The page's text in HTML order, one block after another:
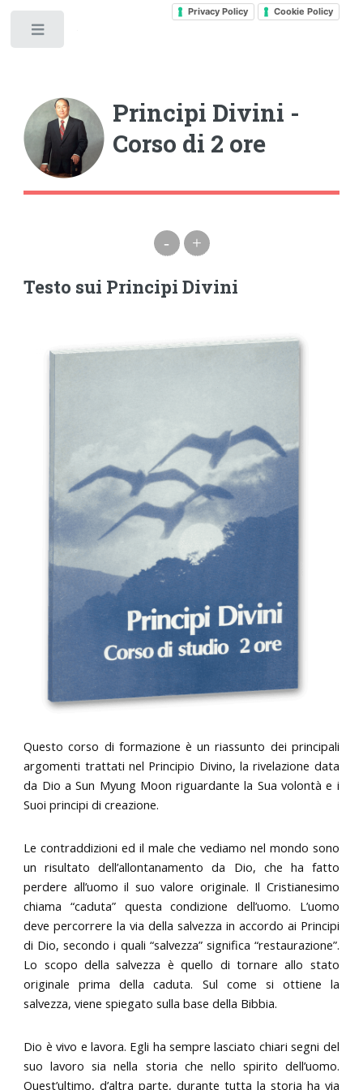
Privacy Policy Cookie Policy
Principi Divini -
Corso di 2 ore
- +
Testo sui Principi Divini
Questo corso di formazione è un riassunto dei principali
argomenti trattati nel Principio Divino, la rivelazione data
da Dio a Sun Myung Moon riguardante la Sua volontà e i
Suoi principi di creazione.
Le contraddizioni ed il male che vediamo nel mondo sono
un risultato dell’allontanamento da Dio, che ha fatto
perdere all’uomo il suo valore originale. Il Cristianesimo
chiama “caduta” questa condizione dell’uomo. L’uomo
deve percorrere la via della salvezza in accordo ai Principi
di Dio, secondo i quali “salvezza” significa “restaurazione”.
Lo scopo della salvezza è quello di tornare allo stato
originale prima della caduta. Sul come si ottiene la
salvezza, viene spiegato sulla base della Bibbia.
Dio è vivo e lavora. Egli ha sempre lasciato chiari segni del
suo lavoro sia nella storia che nello spirito dell’uomo.
Quest’ultimo, d’altra parte, durante tutta la storia ha via